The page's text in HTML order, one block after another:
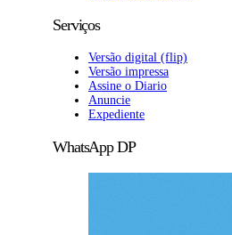
Serviços
Versão digital (flip)
Versão impressa
Assine o Diario
Anuncie
Expediente
WhatsApp DP